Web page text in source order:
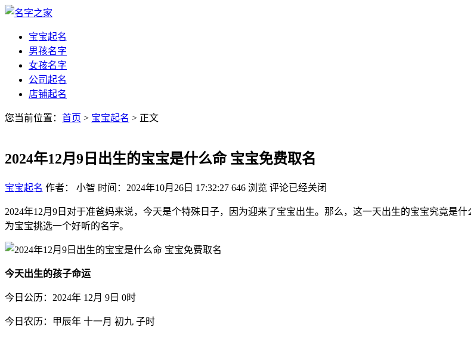
宝宝起名
男孩名字
女孩名字
公司起名
店铺起名
您当前位置： 首页 > 宝宝起名 > 正文
2024年12月9日出生的宝宝是什么命 宝宝免费取名
宝宝起名 作者： 小智 时间：2024年10月26日 17:32:27 646 浏览 评论已经关闭
2024年12月9日对于准爸妈来说，今天是个特殊日子，因为迎来了宝宝出生。那么，这一天出生的宝宝究竟是
为宝宝挑选一个好听的名字。
今天出生的孩子命运
今日公历：2024年 12月 9日 0时
今日农历：甲辰年 十一月 初九 子时